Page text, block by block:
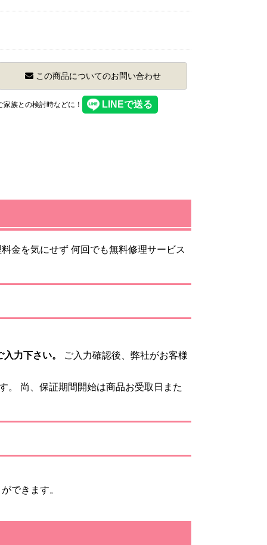
この商品についてのお問い合わせ
族との検討時などに！
金を気にせず 何回でも無料修理サービス
力下さい。 ご入力確認後、弊社がお客様
。 尚、保証期間開始は商品お受取日また
できます。